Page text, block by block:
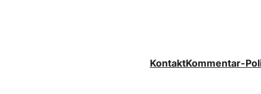
KontaktKommentar-